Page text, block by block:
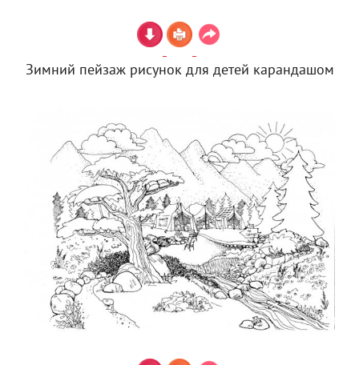
Зимний пейзаж рисунок для детей карандашом